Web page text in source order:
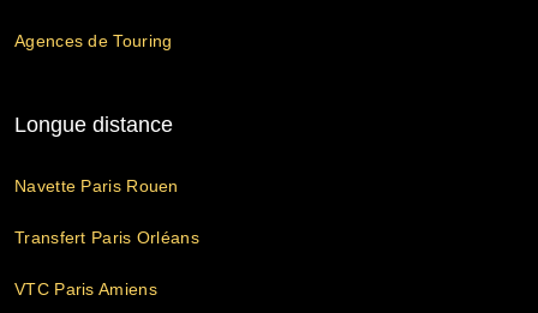
Agences de Touring
Longue distance
Navette Paris Rouen
Transfert Paris Orléans
VTC Paris Amiens